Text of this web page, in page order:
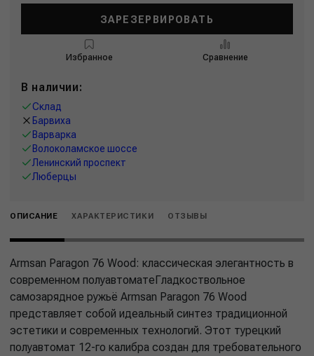
ЗАРЕЗЕРВИРОВАТЬ
Избранное Сравнение
В наличии:
Склад
Барвиха
Варварка
Волоколамское шоссе
Ленинский проспект
Люберцы
ОПИСАНИЕ ХАРАКТЕРИСТИКИ ОТЗЫВЫ
Armsan Paragon 76 Wood: классическая элегантность в
современном полуавтоматеГладкоствольное
самозарядное ружьё Armsan Paragon 76 Wood
представляет собой идеальный синтез традиционной
эстетики и современных технологий. Этот турецкий
полуавтомат 12-го калибра создан для требовательного